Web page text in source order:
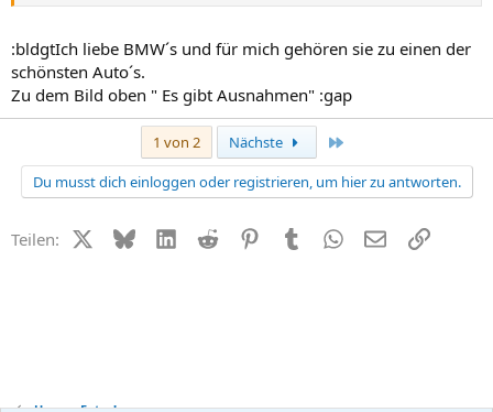
:bldgtIch liebe BMW´s und für mich gehören sie zu einen der
schönsten Auto´s.
Zu dem Bild oben " Es gibt Ausnahmen" :gap
1 von 2 Nächste
Du musst dich einloggen oder registrieren, um hier zu antworten.
Teilen: X (Twitter)
BlueskyLinkedIn
Reddit PinterestTumblr WhatsApp
E-MailLink